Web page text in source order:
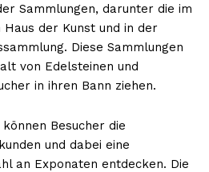
Sammlungen, darunter die im
Haus der Kunst und in der
Diese Sammlungen
von Edelsteinen und
in ihren Bann ziehen.
Besucher die
und dabei eine
an Exponaten entdecken. Die